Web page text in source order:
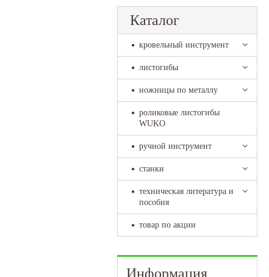
Каталог
кровельный инструмент
листогибы
ножницы по металлу
роликовые листогибы
WUKO
ручной инструмент
станки
техническая литература и
пособия
товар по акции
Информация